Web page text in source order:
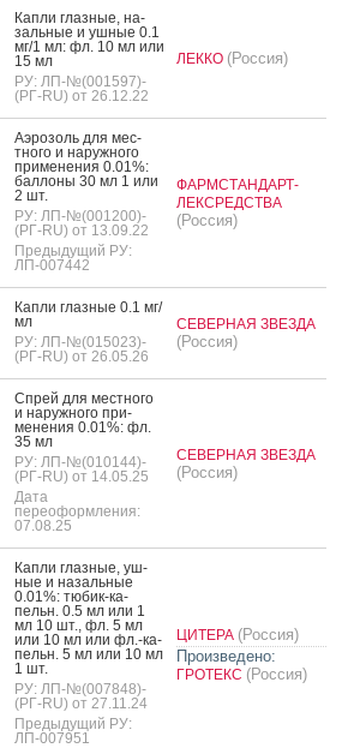
Кап­ли глаз­ные, на­
заль­ные и уш­ные 0.1
мг/1 мл: фл. 10 мл или
15 мл
РУ: ЛП-№(001597)-
(РГ-RU) от 26.12.22
ЛЕККО (Россия)
А­эро­золь для мес­
тно­го и на­руж­но­го
при­мене­ния 0.01%:
бал­ло­ны 30 мл 1 или
2 шт.
РУ: ЛП-№(001200)-
(РГ-RU) от 13.09.22
Предыдущий РУ:
ЛП-007442
ФАРМСТАНДАРТ-
ЛЕКСРЕДСТВА
(Россия)
Кап­ли глаз­ные 0.1 мг/
мл
РУ: ЛП-№(015023)-
(РГ-RU) от 26.05.26
СЕВЕРНАЯ ЗВЕЗДА
(Россия)
Спрей для мес­тно­го
и на­руж­но­го при­
мене­ния 0.01%: фл.
35 мл
РУ: ЛП-№(010144)-
(РГ-RU) от 14.05.25
Дата
переоформления:
07.08.25
СЕВЕРНАЯ ЗВЕЗДА
(Россия)
Кап­ли глаз­ные, уш­
ные и на­заль­ные
0.01%: тю­бик-ка­
пельн. 0.5 мл или 1
мл 10 шт., фл. 5 мл
или 10 мл или фл.-ка­
пельн. 5 мл или 10 мл
1 шт.
РУ: ЛП-№(007848)-
(РГ-RU) от 27.11.24
Предыдущий РУ:
ЛП-007951
ЦИТЕРА (Россия)
Произведено:
ГРОТЕКС (Россия)